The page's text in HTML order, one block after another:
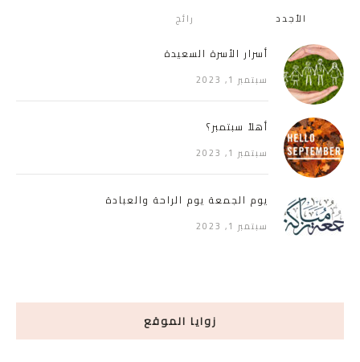
الأجدد رائج
أسرار الأسرة السعيدة
سبتمبر 1, 2023
أهلاً سبتمبر؟
سبتمبر 1, 2023
يوم الجمعة يوم الراحة والعبادة
سبتمبر 1, 2023
زوايا الموقع